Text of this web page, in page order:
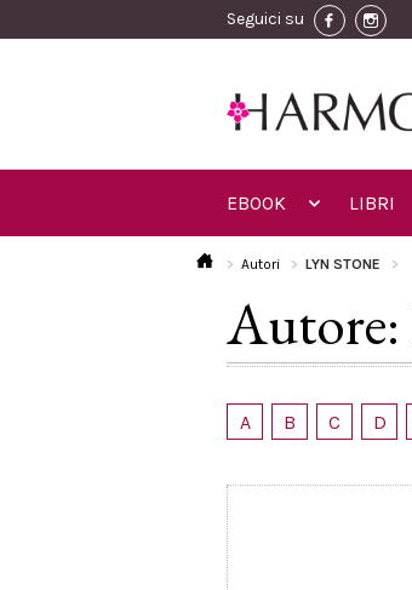
Seguici su
EBOOK LIBRI
Autori LYN STONE
Autore:
A B C D